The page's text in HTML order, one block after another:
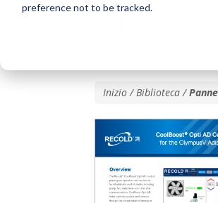
preference not to be tracked.Pannello di
serie
Inizio / Biblioteca /